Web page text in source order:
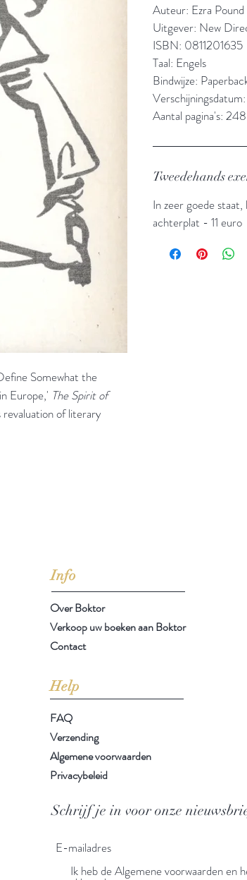
Somewhat the
Europe,' The Spirit of
revaluation of literary
Auteur: Ezra Pound
Uitgever: New
ISBN: 0811201635
Taal: Engels
Bindwijze:
Aantal pagina's: 248
Tweedehands
In zeer goede
achterplat - 11 euro
Info
Over Boktor
Verkoop uw boeken aan Boktor
Contact
Help
FAQ
Verzending
Algemene voorwaarden
Privacybeleid
Schrijf je in voor onze
Ik heb de Algemene voorwaarden en